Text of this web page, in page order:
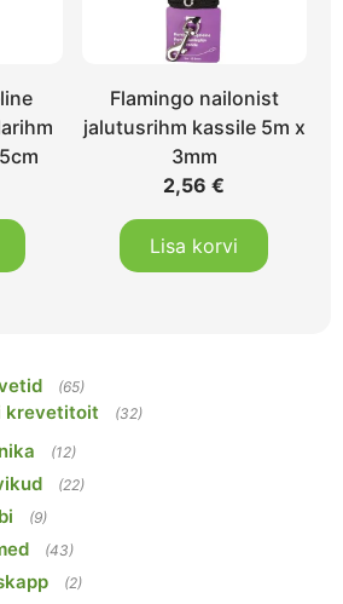
Flamingo nailonist
jalutusrihm kassile 5m x
3mm
2,56€
Lisa korvi
(65)
krevetitoit (32)
(12)
(22)
(9)
(43)
(2)